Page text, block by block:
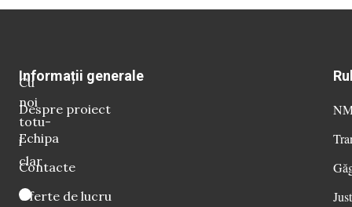
Cu
noi
totu-
i
clar
Informații generale
Despre proiect
Echipa
Contacte
Oferte de lucru